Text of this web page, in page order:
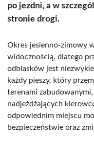
po jezdni, a w
stronie drogi.
Okres jesienno-zimowy
widocznością, dlatego
odblasków jest
każdy pieszy, który
terenami
nadjeżdżających
odpowiednim miejscu
bezpieczeństwie oraz